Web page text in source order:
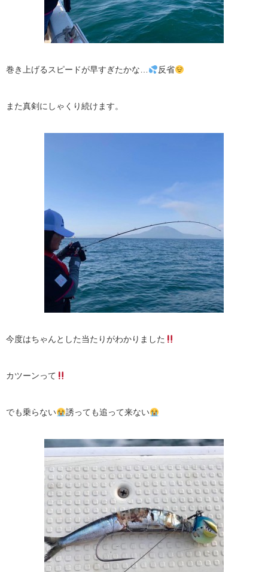
巻き上げるスピードが早すぎたかな… 反省
また真剣にしゃくり続けます。
今度はちゃんとした当たりがわかりました
カツーンって
でも乗らない 誘っても追って来ない